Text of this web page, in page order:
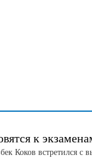
к
Коков встретился с